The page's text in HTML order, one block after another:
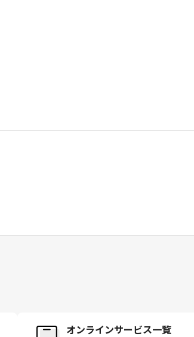
オンラインサービス一覧